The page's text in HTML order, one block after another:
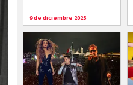
9 de diciembre 2025